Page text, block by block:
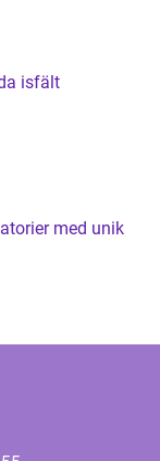
isfält
med unik